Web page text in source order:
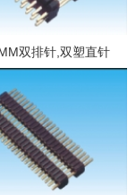
双排针,双塑直针